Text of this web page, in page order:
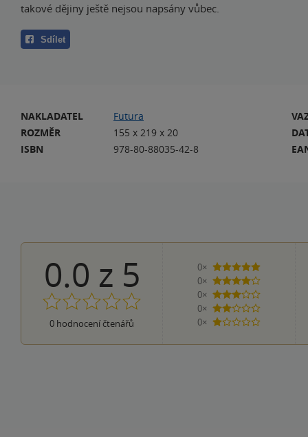
takové dějiny ještě nejsou napsány vůbec.
Sdílet
NAKLADATEL
Futura
ROZMĚR
155 x 219 x 20
ISBN
978-80-88035-42-8
0.0 z 5
0 hodnocení čtenářů
0×
5 hvězdiček
0×
4 hvězdičky
0×
3 hvězdičky
0×
2 hvězdičky
0×
1 hvezdička